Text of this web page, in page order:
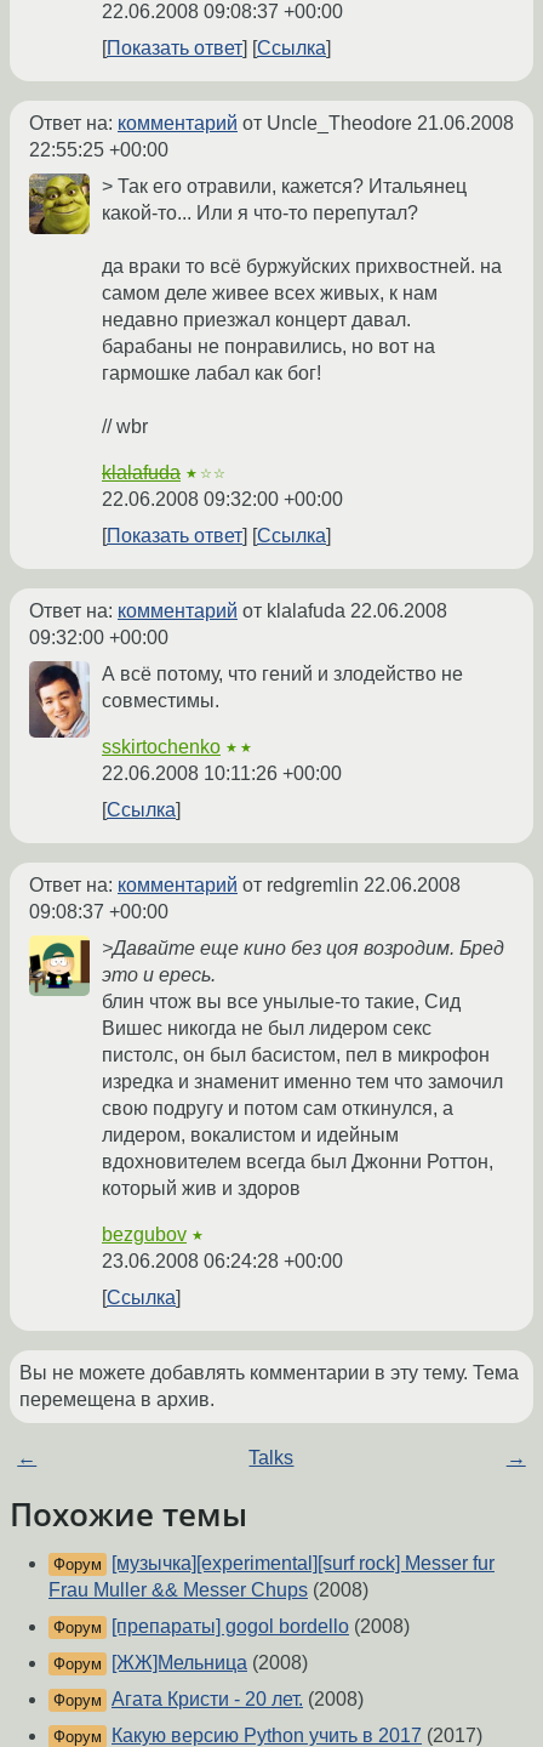
22.06.2008 09:08:37 +00:00
Показать ответ
Ссылка
Ответ на: комментарий от Uncle_Theodore 21.06.2008
22:55:25 +00:00
> Так его отравили, кажется? Итальянец
какой-то... Или я что-то перепутал?
да враки то всё буржуйских прихвостней. на
самом деле живее всех живых, к нам
недавно приезжал концерт давал.
барабаны не понравились, но вот на
гармошке лабал как бог!
// wbr
klalafuda ★☆☆
22.06.2008 09:32:00 +00:00
Показать ответ
Ссылка
Ответ на: комментарий от klalafuda 22.06.2008
09:32:00 +00:00
А всё потому, что гений и злодейство не
совместимы.
sskirtochenko ★★
22.06.2008 10:11:26 +00:00
Ссылка
Ответ на: комментарий от redgremlin 22.06.2008
09:08:37 +00:00
>Давайте еще кино без цоя возродим. Бред
это и ересь.
блин чтож вы все унылые-то такие, Сид
Вишес никогда не был лидером секс
пистолс, он был басистом, пел в микрофон
изредка и знаменит именно тем что замочил
свою подругу и потом сам откинулся, а
лидером, вокалистом и идейным
вдохновителем всегда был Джонни Роттон,
который жив и здоров
bezgubov ★
23.06.2008 06:24:28 +00:00
Ссылка
Вы не можете добавлять комментарии в эту тему. Тема
перемещена в архив.
← Talks →
Похожие темы
Форум
[музычка][experimental][surf rock] Messer fur
Frau Muller && Messer Chups (2008)
Форум [препараты] gogol bordello (2008)
Форум [ЖЖ]Мельница (2008)
Форум Агата Кристи - 20 лет. (2008)
Форум Какую версию Python учить в 2017 (2017)